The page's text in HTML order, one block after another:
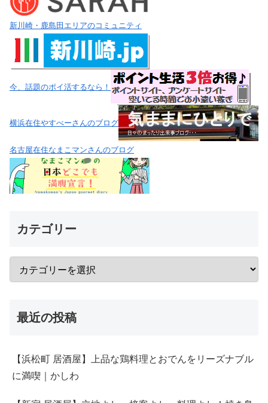
新川崎・鹿島田エリアのコミュニティ
今、話題のポイ活するなら！
横浜在住やすべーさんのブログ
名古屋在住なまこマンさんのブログ
カテゴリー
最近の投稿
【浜松町 居酒屋】上品な鶏料理とおでんをリーズナブル
に満喫｜かしわ